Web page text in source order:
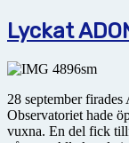
Lyckat
28 september
Observatoriet hade
vuxna. En del fick